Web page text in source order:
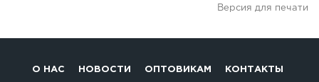
Версия для печати
О НАС НОВОСТИ ОПТОВИКАМ КОНТАКТЫ